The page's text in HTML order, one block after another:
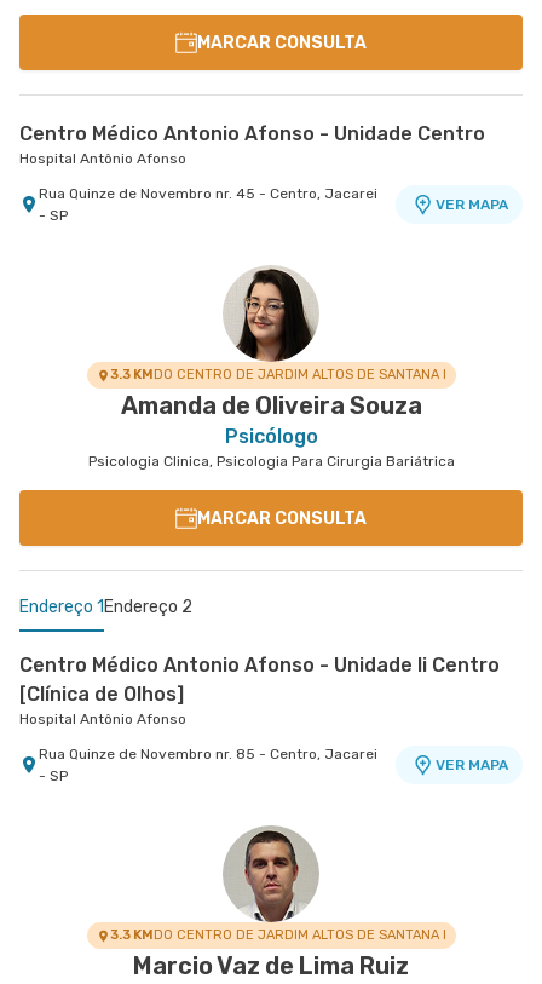
MARCAR CONSULTA
Centro Médico Antonio Afonso - Unidade Centro
Hospital Antônio Afonso
Rua Quinze de Novembro nr. 45 - Centro, Jacarei
- SP
VER MAPA
3.3 KMDO CENTRO DE JARDIM ALTOS DE SANTANA I
Amanda de Oliveira Souza
Psicólogo
Psicologia Clinica, Psicologia Para Cirurgia Bariátrica
MARCAR CONSULTA
Endereço 1 Endereço 2
Centro Médico Antonio Afonso - Unidade Ii Centro
[Clínica de Olhos]
Hospital Antônio Afonso
Rua Quinze de Novembro nr. 85 - Centro, Jacarei
- SP
VER MAPA
Rua Carlos Maria Auricchio nr. 70 - Jardim
Aquarius, Sao Jose Dos Campos - SP
3.3 KMDO CENTRO DE JARDIM ALTOS DE SANTANA I
Marcio Vaz de Lima Ruiz